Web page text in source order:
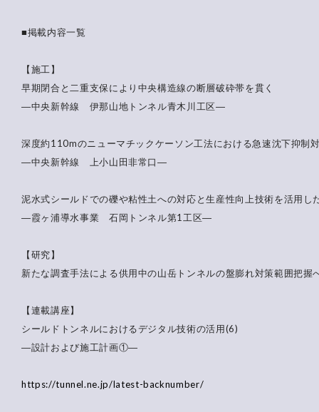
■掲載内容一覧
【施工】
早期閉合と二重支保により中央構造線の断層破砕帯を貫く
―中央新幹線 伊那山地トンネル青木川工区―
深度約110mのニューマチックケーソン工法における急速沈下抑制
―中央新幹線 上小山田非常口―
泥水式シールドでの礫や粘性土への対応と生産性向上技術を活用し
―霞ヶ浦導水事業 石岡トンネル第1工区―
【研究】
新たな調査手法による供用中の山岳トンネルの盤膨れ対策範囲把握
【連載講座】
シールドトンネルにおけるデジタル技術の活用(6)
―設計および施工計画①―
https://tunnel.ne.jp/latest-backnumber/